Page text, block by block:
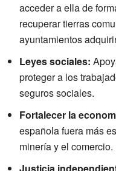
acceder a ella de
recuperar tierras
ayuntamientos
Leyes sociales:
proteger a los
seguros sociales.
Fortalecer la
española fuera más
minería y el comercio.